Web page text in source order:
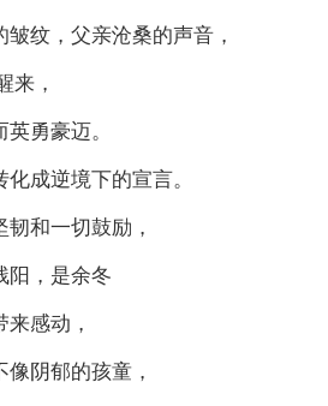
纹，父亲沧桑的声音，
，
勇豪迈。
成逆境下的宣言。
和一切鼓励，
，是余冬
感动，
阴郁的孩童，